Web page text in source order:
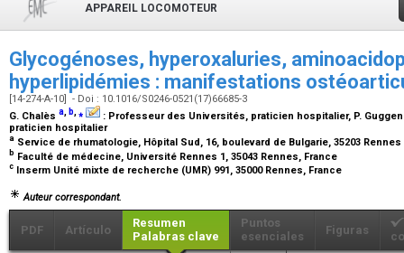
APPAREIL LOCOMOTEUR
Glycogénoses, hyperoxaluries,
hyperlipidémies : manifestations
[14-274-A-10] - Doi : 10.1016/S0246-0521(17)66685-3
G. Chalès a, b,⁎ : Professeur des Universités, praticien hospitalier, P.
praticien hospitalier
a Service de rhumatologie, Hôpital Sud, 16, boulevard de Bulgarie, 35203
b Faculté de médecine, Université Rennes 1, 35043 Rennes, France
c Inserm Unité mixte de recherche (UMR) 991, 35000 Rennes, France
Auteur correspondant.
PDF Artículo
Resumen
Palabras clave
Puntos
esenciales
Figuras